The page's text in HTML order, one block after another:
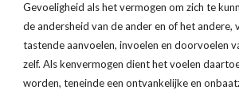
Gevoeligheid als het vermogen om zich te
de andersheid van de ander en of het andere,
tastende aanvoelen, invoelen en doorvoelen
zelf. Als kenvermogen dient het voelen
worden, teneinde een ontvankelijke en